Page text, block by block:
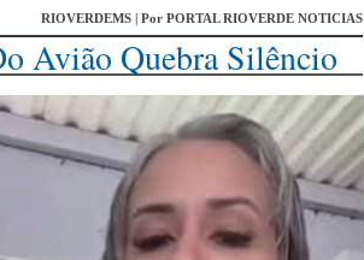
RIOVERDEMS | Por PORTAL RIOVERDE NOTICIAS
Avião Quebra Silêncio